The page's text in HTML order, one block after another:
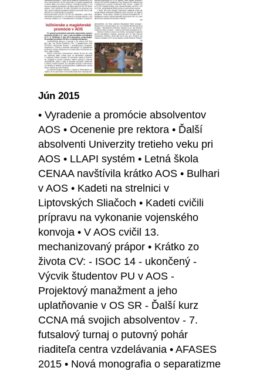
Jún 2015
• Vyradenie a promócie absolventov
AOS • Ocenenie pre rektora • Ďalší
absolventi Univerzity tretieho veku pri
AOS • LLAPI systém • Letná škola
CENAA navštívila krátko AOS • Bulhari
v AOS • Kadeti na strelnici v
Liptovských Sliačoch • Kadeti cvičili
prípravu na vykonanie vojenského
konvoja • V AOS cvičil 13.
mechanizovaný prápor • Krátko zo
života CV: - ISOC 14 - ukončený -
Výcvik študentov PU v AOS -
Projektový manažment a jeho
uplatňovanie v OS SR - Ďalší kurz
CCNA má svojich absolventov - 7.
futsalový turnaj o putovný pohár
riaditeľa centra vzdelávania • AFASES
2015 • Nová monografia o separatizme